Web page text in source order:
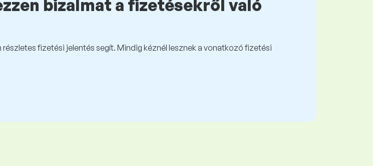
bizalmat a fizetésekről való
fizetési jelentés segít. Mindig kéznél lesznek a vonatkozó fizetési